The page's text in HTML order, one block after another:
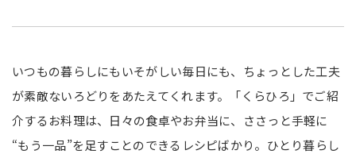
いつもの暮らしにもいそがしい毎日にも、ちょっとした工夫
が素敵ないろどりをあたえてくれます。「くらひろ」でご紹
介するお料理は、日々の食卓やお弁当に、ささっと手軽に
“もう一品”を足すことのできるレシピばかり。ひとり暮らし